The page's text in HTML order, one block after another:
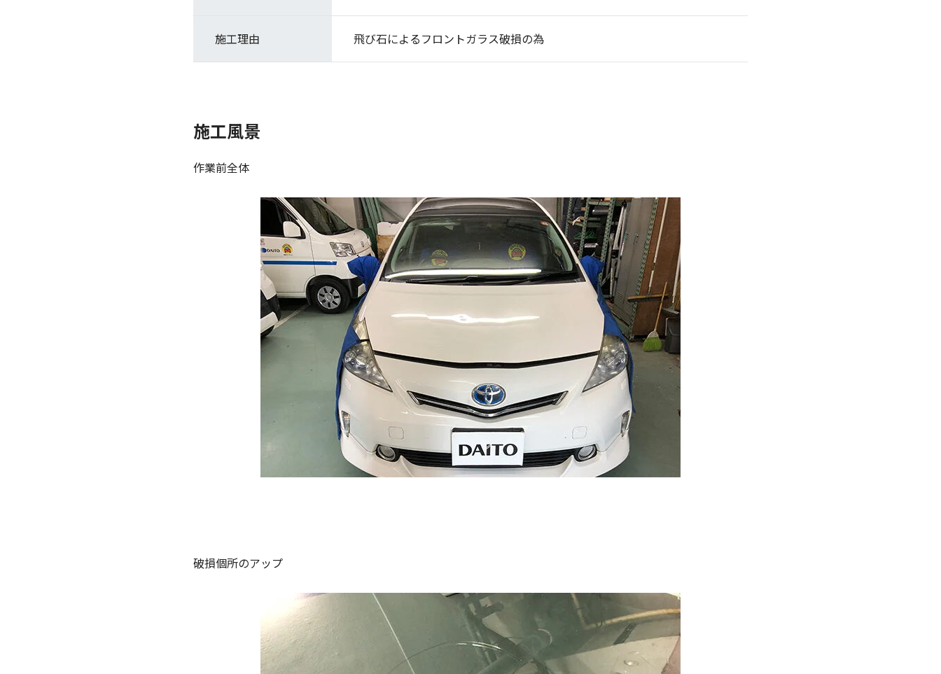
施工理由 飛び石によるフロントガラス破損の為
施工風景
作業前全体
破損個所のアップ